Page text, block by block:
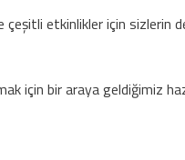
etkinlikler için sizlerin
bir araya geldiğimiz